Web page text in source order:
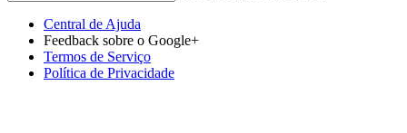
Central de Ajuda
Feedback sobre o Google+
Termos de Serviço
Política de Privacidade